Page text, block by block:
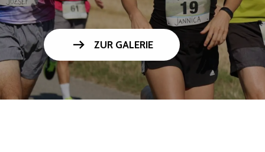
arrow_right_alt ZUR GALERIE